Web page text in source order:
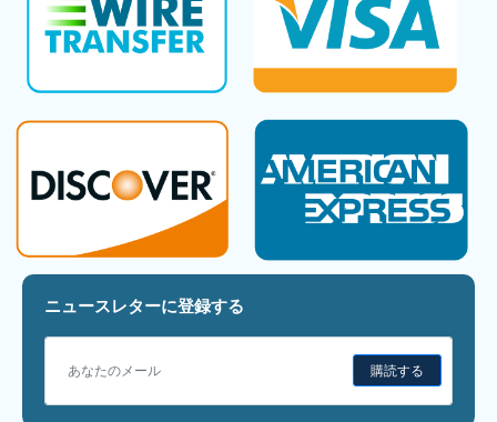
ニュースレターに登録する
購読する